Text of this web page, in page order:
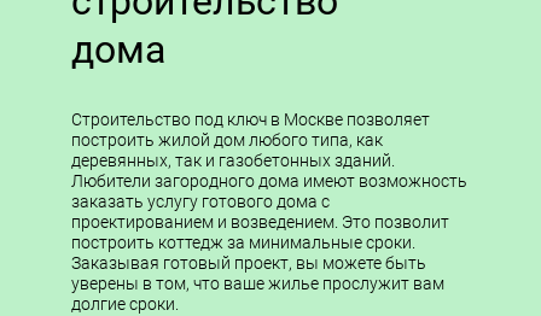
дома
Строительство под ключ в Москве позволяет
построить жилой дом любого типа, как
деревянных, так и газобетонных зданий.
Любители загородного дома имеют возможность
заказать услугу готового дома с
проектированием и возведением. Это позволит
построить коттедж за минимальные сроки.
Заказывая готовый проект, вы можете быть
уверены в том, что ваше жилье прослужит вам
долгие сроки.